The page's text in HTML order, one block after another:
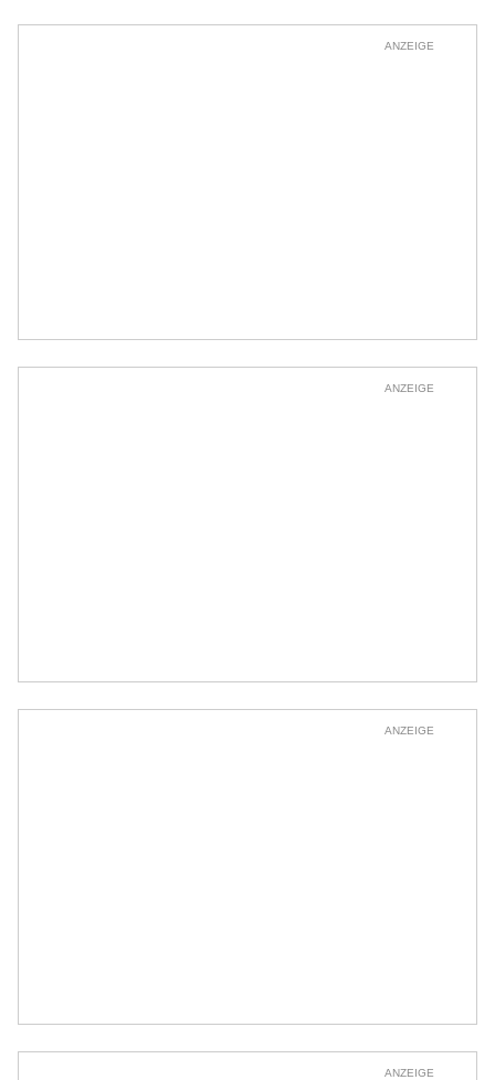
ANZEIGE
ANZEIGE
ANZEIGE
ANZEIGE